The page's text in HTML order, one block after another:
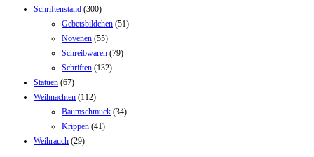
Schriftenstand (300)
Gebetsbildchen (51)
Novenen (55)
Schreibwaren (79)
Schriften (132)
Statuen (67)
Weihnachten (112)
Baumschmuck (34)
Krippen (41)
Weihrauch (29)